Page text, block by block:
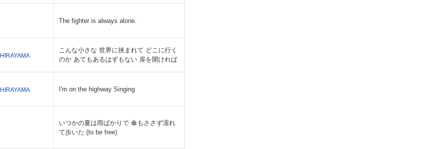
The fighter is always alone.
こんな小さな 世界に挟まれて どこに行く
のか あてもあるはずもない 扉を開ければ
I'm on the highway Singing
いつかの夏は雨ばかりで 傘もささず濡れ
て歩いた (to be free)